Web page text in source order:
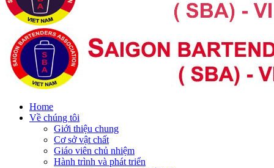
Home
Về chúng tôi
Giới thiệu chung
Cơ sở vật chất
Giáo viên chủ nhiệm
Hành trình và phát triển